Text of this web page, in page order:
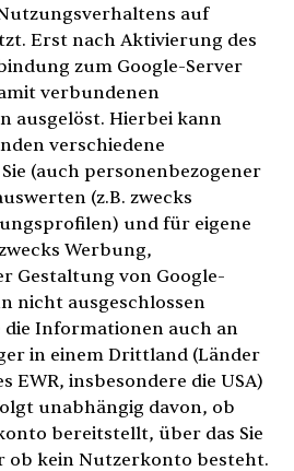
auf
Erst nach Aktivierung des
zum Google-Server
verbundenen
ausgelöst. Hierbei kann
verschiedene
(auch personenbezogener
(z.B. zwecks
und für eigene
Werbung,
Gestaltung von Google-
nicht ausgeschlossen
die Informationen auch an
in einem Drittland (Länder
EWR, insbesondere die USA)
unabhängig davon, ob
bereitstellt, über das Sie
ob kein Nutzerkonto besteht.